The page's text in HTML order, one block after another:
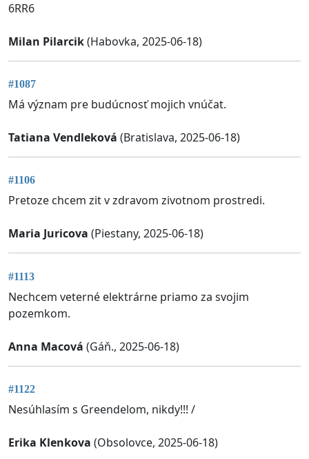
6RR6
Milan Pilarcik(Habovka, 2025-06-18)
#1087
Má význam pre budúcnosť mojich vnúčat.
Tatiana Vendleková (Bratislava, 2025-06-18)
#1106
Pretoze chcem zit v zdravom zivotnom prostredi.
Maria Juricova (Piestany, 2025-06-18)
#1113
Nechcem veterné elektrárne priamo za svojim
pozemkom.
Anna Macová (Gáň., 2025-06-18)
#1122
Nesúhlasím s Greendelom, nikdy!!! /
Erika Klenkova (Obsolovce, 2025-06-18)